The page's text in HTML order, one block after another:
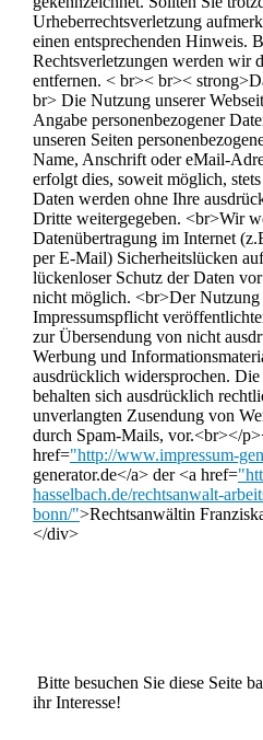
Urheberrechtsverletzung
einen entsprechenden Hinweis.
Rechtsverletzungen werden wir
entfernen. < br>< br><
br> Die Nutzung unserer
Angabe personenbezogener
unseren Seiten
Name, Anschrift oder eMail-
erfolgt dies, soweit möglich,
Daten werden ohne Ihre
Dritte weitergegeben. <br>Wir
Datenübertragung im Internet
per E-Mail) Sicherheitslücken
lückenloser Schutz der Daten
nicht möglich. <br>Der
Impressumspflicht
zur Übersendung von nicht
Werbung und
ausdrücklich widersprochen. Die
behalten sich ausdrücklich
unverlangten Zusendung von
durch Spam-Mails, vor.<br></
href="http://www.impressum-
generator.de</a> der <a href=
hasselbach.de/rechtsanwalt-
bonn/">Rechtsanwältin
</div>
Bitte besuchen Sie diese Seite
ihr Interesse!